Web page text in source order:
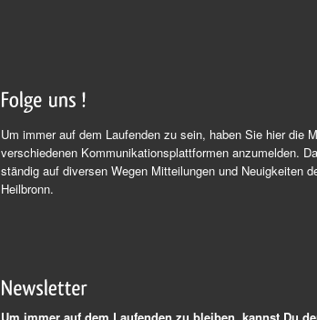
Um immer auf dem Laufenden zu sein, haben Sie hier die
verschiedenen Kommunikationsplattformen anzumelden.
ständig auf diversen Wegen Mitteilungen und Neuigkeiten
Heilbronn.